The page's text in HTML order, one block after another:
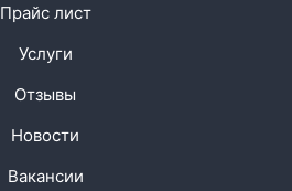
Прайс лист
Услуги
Отзывы
Новости
Вакансии